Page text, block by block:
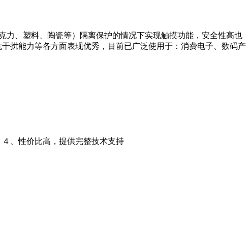
力、塑料、陶瓷等）隔离保护的情况下实现触摸功能，安全性高也
扰能力等各方面表现优秀，目前已广泛使用于：消费电子、数码产
、性价比高，提供完整技术支持